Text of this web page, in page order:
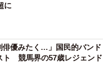
に
俳優みたく…」国民的バンド
ト 競馬界の57歳レジェンド